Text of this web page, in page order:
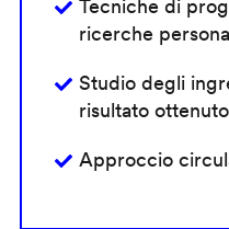
Tecniche di
ricerche
Studio degli
risultato ottenuto
Approccio